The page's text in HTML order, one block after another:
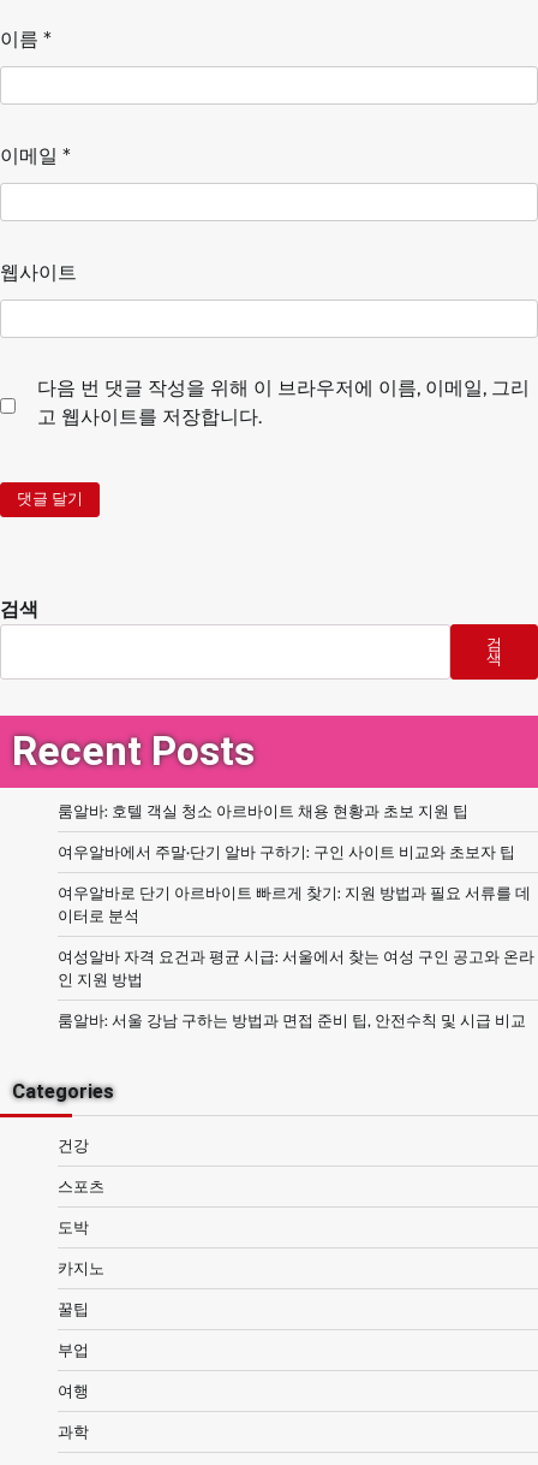
이름 *
이메일 *
웹사이트
다음 번 댓글 작성을 위해 이 브라우저에 이름, 이메일, 그리
고 웹사이트를 저장합니다.
검색
검
색
Recent Posts
룸알바: 호텔 객실 청소 아르바이트 채용 현황과 초보 지원 팁
여우알바에서 주말·단기 알바 구하기: 구인 사이트 비교와 초보자 팁
여우알바로 단기 아르바이트 빠르게 찾기: 지원 방법과 필요 서류를 데
이터로 분석
여성알바 자격 요건과 평균 시급: 서울에서 찾는 여성 구인 공고와 온라
인 지원 방법
룸알바: 서울 강남 구하는 방법과 면접 준비 팁, 안전수칙 및 시급 비교
Categories
건강
스포츠
도박
카지노
꿀팁
부업
여행
과학